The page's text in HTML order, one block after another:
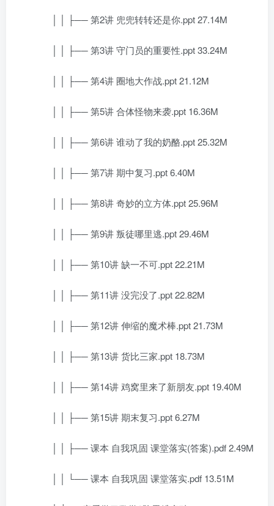
│ │ ├── 第2讲 兜兜转转还是你.ppt 27.14M
│ │ ├── 第3讲 守门员的重要性.ppt 33.24M
│ │ ├── 第4讲 圈地大作战.ppt 21.12M
│ │ ├── 第5讲 合体怪物来袭.ppt 16.36M
│ │ ├── 第6讲 谁动了我的奶酪.ppt 25.32M
│ │ ├── 第7讲 期中复习.ppt 6.40M
│ │ ├── 第8讲 奇妙的立方体.ppt 25.96M
│ │ ├── 第9讲 叛徒哪里逃.ppt 29.46M
│ │ ├── 第10讲 缺一不可.ppt 22.21M
│ │ ├── 第11讲 没完没了.ppt 22.82M
│ │ ├── 第12讲 伸缩的魔术棒.ppt 21.73M
│ │ ├── 第13讲 货比三家.ppt 18.73M
│ │ ├── 第14讲 鸡窝里来了新朋友.ppt 19.40M
│ │ ├── 第15讲 期末复习.ppt 6.27M
│ │ ├── 课本 自我巩固 课堂落实(答案).pdf 2.49M
│ │ └── 课本 自我巩固 课堂落实.pdf 13.51M